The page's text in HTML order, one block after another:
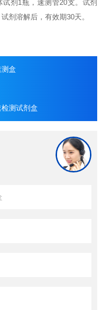
试剂1瓶，速测管20支。试剂
剂溶解后，有效期30天。
盒
测试剂盒